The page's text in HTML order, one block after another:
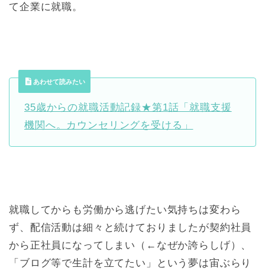
て企業に就職。
あわせて読みたい
35歳からの就職活動記録★第1話「就職支援
機関へ。カウンセリングを受ける」
就職してからも労働から逃げたい気持ちは変わら
ず、配信活動は細々と続けておりましたが契約社員
から正社員になってしまい（←なぜか誇らしげ）、
「ブログ等で生計を立てたい」という夢は宙ぶらり